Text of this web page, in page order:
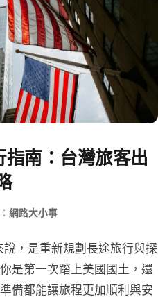
南：台灣旅客出
網路大小事
，是重新規劃長途旅行與探
是第一次踏上美國國土，還
備都能讓旅程更加順利與安